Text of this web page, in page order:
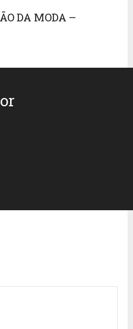
DA MODA –